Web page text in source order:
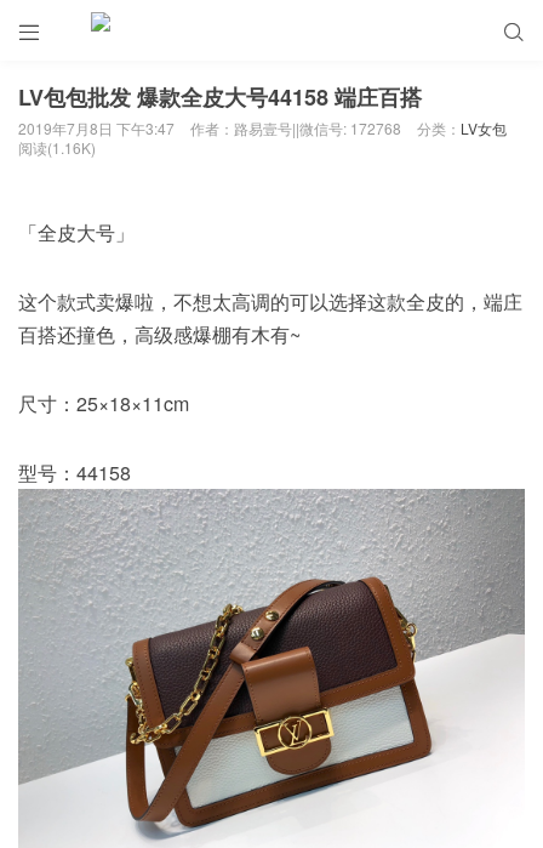
 
LV包包批发 爆款全皮大号44158 端庄百搭
2019年7月8日 下午3:47 作者：路易壹号||微信号: 172768 分类： LV女包
阅读(1.16K)
「全皮大号」
这个款式卖爆啦，不想太高调的可以选择这款全皮的，端庄
百搭还撞色，高级感爆棚有木有~
尺寸：25×18×11cm
型号：44158